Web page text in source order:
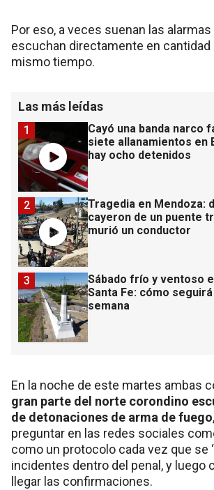
Por eso, a veces suenan las
escuchan directamente en cantidad
mismo tiempo.
Las más leídas
Cayó una banda narco
siete allanamientos en
hay ocho detenidos
1
Tragedia en Mendoza:
cayeron de un puente
murió un conductor
2
Sábado frío y ventoso
Santa Fe: cómo
semana
3
En la noche de este martes ambas
gran parte del norte corondino
de detonaciones de arma de fuego
preguntar en las redes sociales
como un protocolo cada vez que se
incidentes dentro del penal, y luego
llegar las confirmaciones.